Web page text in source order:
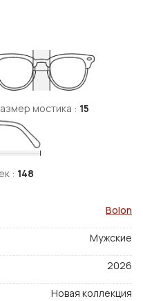
мостика : 15
: 148
Bolon
Мужские
2026
Новая коллекция